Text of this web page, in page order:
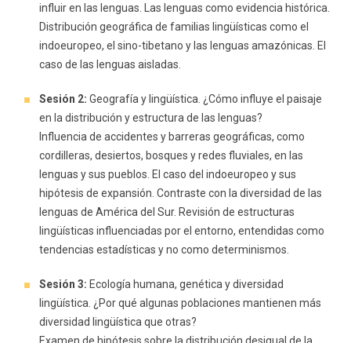
influir en las lenguas. Las lenguas como evidencia histórica.
Distribución geográfica de familias lingüísticas como el
indoeuropeo, el sino-tibetano y las lenguas amazónicas. El
caso de las lenguas aisladas.
Sesión 2: Geografía y lingüística. ¿Cómo influye el paisaje
en la distribución y estructura de las lenguas?
Influencia de accidentes y barreras geográficas, como
cordilleras, desiertos, bosques y redes fluviales, en las
lenguas y sus pueblos. El caso del indoeuropeo y sus
hipótesis de expansión. Contraste con la diversidad de las
lenguas de América del Sur. Revisión de estructuras
lingüísticas influenciadas por el entorno, entendidas como
tendencias estadísticas y no como determinismos.
Sesión 3: Ecología humana, genética y diversidad
lingüística. ¿Por qué algunas poblaciones mantienen más
diversidad lingüística que otras?